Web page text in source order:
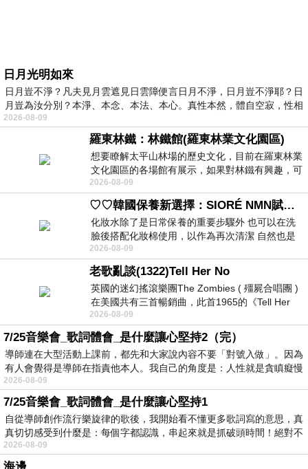
日月光明如來
日月豈不淨？凡夫見月雲遮見日雲障便言日月不淨，日月豈不淨耶？日
月豈為汝分別？本淨、本念、本法、本心。真性本然，體自空寂，性相
2026-08-09
羅東林鐵：林鐵館(羅東林業文化園區)
想要瞭解太平山林場的歷史文化，目前在羅東林業
文化園區的各場館有展示，如果對林鐵有興趣，可
以到林鐵館。 這裡展示從山下
2026-08-09
♡♡韓國保養新選擇：SIORÉ NMN賦活泡泡化妝水♡♡
化妝水除了是日常保養的重要步驟外 也可以在洗
臉後搭配化妝棉使用，以作為再次清潔 自然也是
我的保養必備品項 不過，我對於化妝
2026-08-09
老歌亂談(1322)Tell Her No
英國的迷幻搖滾樂團The Zombies ( 殭屍合唱團 )
在美國共有三首暢銷曲，此首1965的《Tell Her
No》即為其中之一，在告示牌百大單曲
2026-08-09
7/25音樂會_歌詞體會_是什麼讓心堅持2（完）
導師連在大型活動上課前，都先和大家說內容不要「對號入做」。因為
有人會覺得是導師在指責他本人。我自己的角度是：人性就是貪瞋癡慢
2026-08-09
7/25音樂會_歌詞體會_是什麼讓心堅持1
自從導師創作流行樂旋律的歌後，我開始看不懂更多歌詞寫的意思，真
真切切感受到什麼是：每個字都認識，串起來就是抓破頭時間！絕對不
2026-08-09